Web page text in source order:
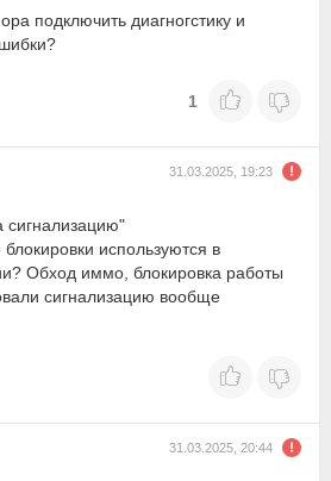
подключить диагногстику и
1
31.03.2025, 19:23
сигнализацию"
используются в
Обход иммо, блокировка работы
сигнализацию вообще
31.03.2025, 20:44